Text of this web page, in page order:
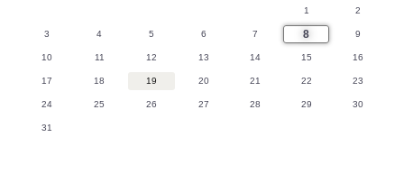
1
2
3 4 5 6 7 8 9
10 11 12 13 14 15 16
17 18 19 20 21 22 23
24 25 26 27 28 29 30
31